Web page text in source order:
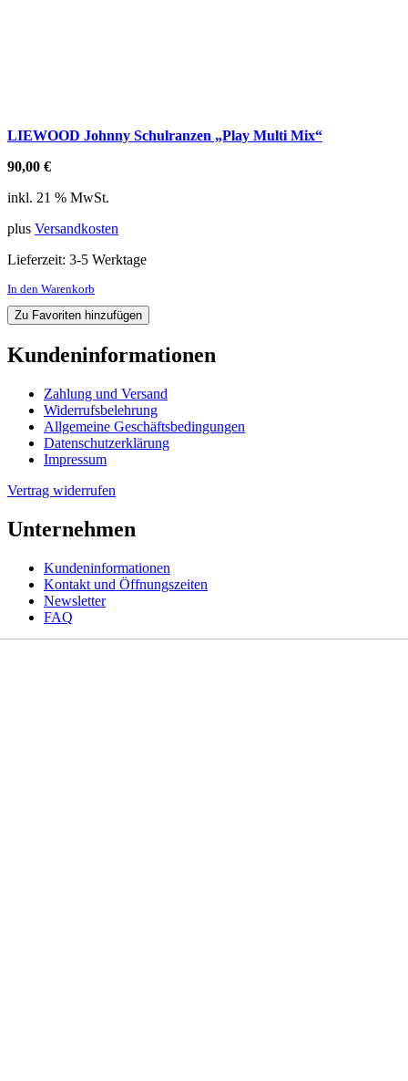
LIEWOOD Johnny Schulranzen „Play Multi Mix“
90,00 €
inkl. 21 % MwSt.
plus Versandkosten
Lieferzeit: 3-5 Werktage
In den Warenkorb
Zu Favoriten hinzufügen
Kundeninformationen
Zahlung und Versand
Widerrufsbelehrung
Allgemeine Geschäftsbedingungen
Datenschutzerklärung
Impressum
Vertrag widerrufen
Unternehmen
Kundeninformationen
Kontakt und Öffnungszeiten
Newsletter
FAQ